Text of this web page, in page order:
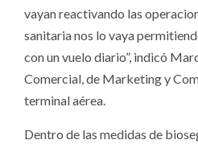
vayan reactivando las
sanitaria nos lo vaya
con un vuelo diario”, indicó
Comercial, de Marketing y
terminal aérea.
Dentro de las medidas de